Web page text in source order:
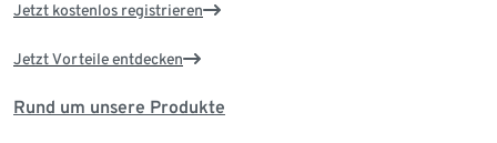
Jetzt kostenlos registrieren
Jetzt Vorteile entdecken
Rund um unsere Produkte